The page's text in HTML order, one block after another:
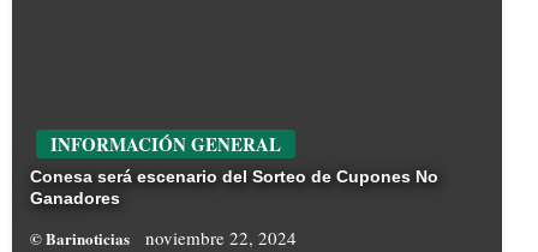
INFORMACIÓN GENERAL
Conesa será escenario del Sorteo de Cupones No
Ganadores
© Barinoticias noviembre 22, 2024